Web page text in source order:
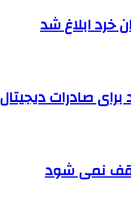
خرد ابلاغ شد
صادرات دیجیتال
نمی شود